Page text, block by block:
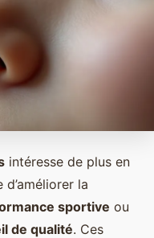
intéresse de plus en
d’améliorer la
sportive ou
de qualité. Ces